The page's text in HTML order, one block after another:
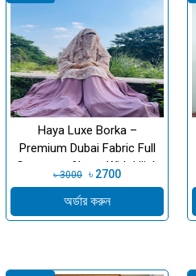
Haya Luxe Borka –
Premium Dubai Fabric Full
Coverage Abaya With Hijab
& Face Cov...
৳ 3000 ৳ 2700
অর্ডার করুন